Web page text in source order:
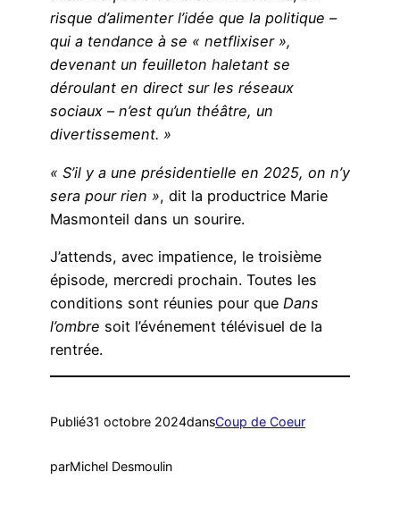
risque d’alimenter l’idée que la politique –
qui a tendance à se « netflixiser »,
devenant un feuilleton haletant se
déroulant en direct sur les réseaux
sociaux – n’est qu’un théâtre, un
divertissement. »
« S’il y a une présidentielle en 2025, on n’y
sera pour rien », dit la productrice Marie
Masmonteil dans un sourire.
J’attends, avec impatience, le troisième
épisode, mercredi prochain. Toutes les
conditions sont réunies pour que Dans
l’ombre soit l’événement télévisuel de la
rentrée.
Publié31 octobre 2024dansCoup de Coeur
parMichel Desmoulin